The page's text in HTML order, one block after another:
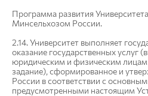
Программа развития
Минсельхозом России.
2.14. Университет выполняет
оказание государственных услуг
юридическим и физическим лицам
задание), сформированное и
России в соответствии с
предусмотренными настоящим